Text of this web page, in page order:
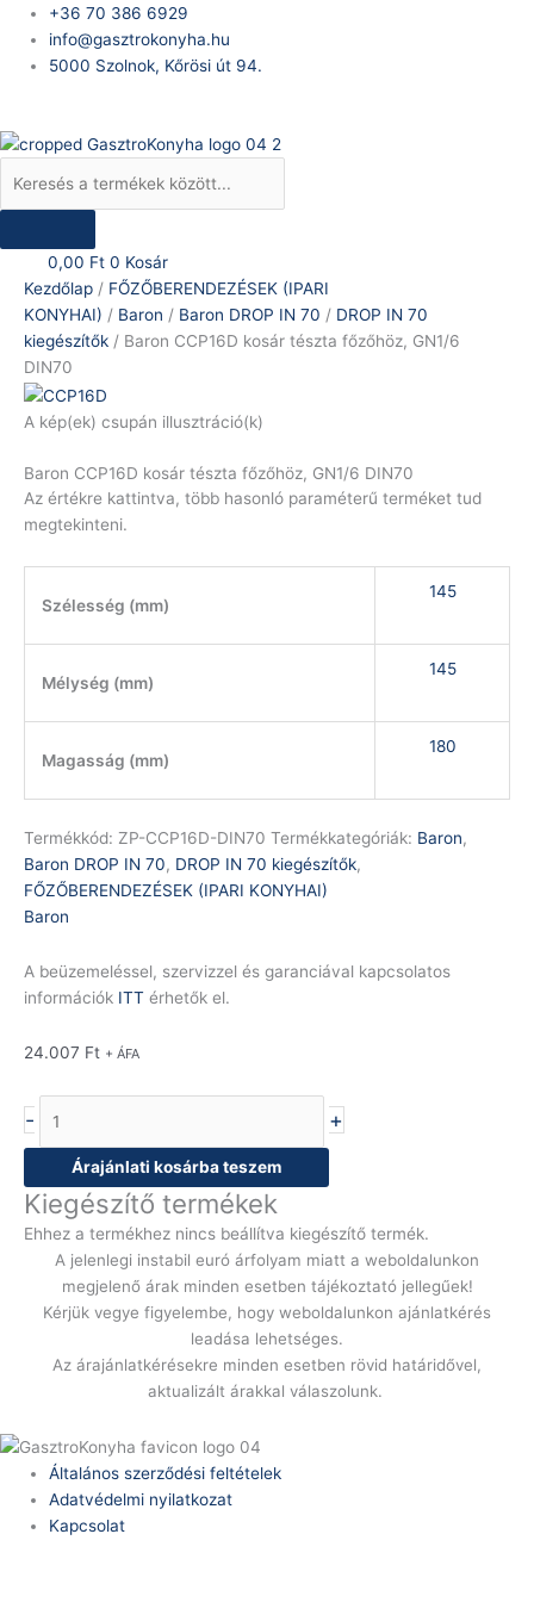
content
+36 70 386 6929
info@gasztrokonyha.hu
5000 Szolnok, Kőrösi út 94.
Products
search
0,00 Ft 0 Kosár
Kezdőlap / FŐZŐBERENDEZÉSEK (IPARI
KONYHAI) / Baron / Baron DROP IN 70 / DROP IN 70
kiegészítők / Baron CCP16D kosár tészta főzőhöz, GN1/6
DIN70
A kép(ek) csupán illusztráció(k)
Baron CCP16D kosár tészta főzőhöz, GN1/6 DIN70
Az értékre kattintva, több hasonló paraméterű terméket tud
megtekinteni.
Szélesség (mm)
145
Mélység (mm)
145
Magasság (mm)
180
Termékkód: ZP-CCP16D-DIN70 Termékkategóriák: Baron,
Baron DROP IN 70, DROP IN 70 kiegészítők,
FŐZŐBERENDEZÉSEK (IPARI KONYHAI)
Baron
A beüzemeléssel, szervizzel és garanciával kapcsolatos
információk ITT érhetők el.
24.007 Ft + ÁFA
-
Baron
CCP16D
kosár
GN1/6
mennyiség
+
Árajánlati kosárba teszem
Kiegészítő termékek
Ehhez a termékhez nincs beállítva kiegészítő termék.
A jelenlegi instabil euró árfolyam miatt a weboldalunkon
megjelenő árak minden esetben tájékoztató jellegűek!
Kérjük vegye figyelembe, hogy weboldalunkon ajánlatkérés
leadása lehetséges.
Az árajánlatkérésekre minden esetben rövid határidővel,
aktualizált árakkal válaszolunk.
Általános szerződési feltételek
Adatvédelmi nyilatkozat
Kapcsolat